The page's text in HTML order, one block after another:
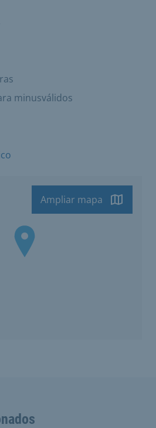
minusválidos
Ampliar mapa